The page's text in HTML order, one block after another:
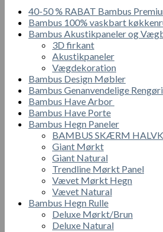
antal
antal
40-50 % RABAT Bambus
Bambus 100% vaskbart
Bambus Akustikpaneler og
3D firkant
Akustikpaneler
Vægdekoration
Bambus Design Møbler
Bambus Genanvendelige
Bambus Have Arbor
Bambus Have Porte
Bambus Hegn Paneler
BAMBUS SKÆRM
Giant Mørkt
Giant Natural
Trendline Mørkt Panel
Vævet Mørkt Hegn
Vævet Natural
Bambus Hegn Rulle
Deluxe Mørkt/Brun
Deluxe Natural